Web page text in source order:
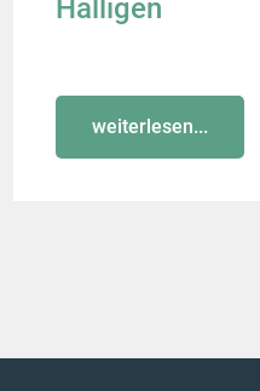
Halligen
weiterlesen...